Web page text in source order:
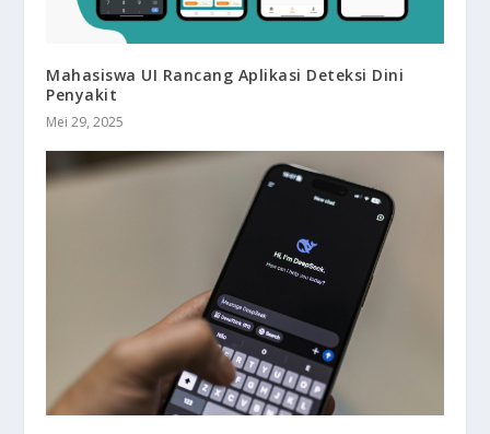
Mahasiswa UI Rancang Aplikasi Deteksi Dini
Penyakit
Mei 29, 2025